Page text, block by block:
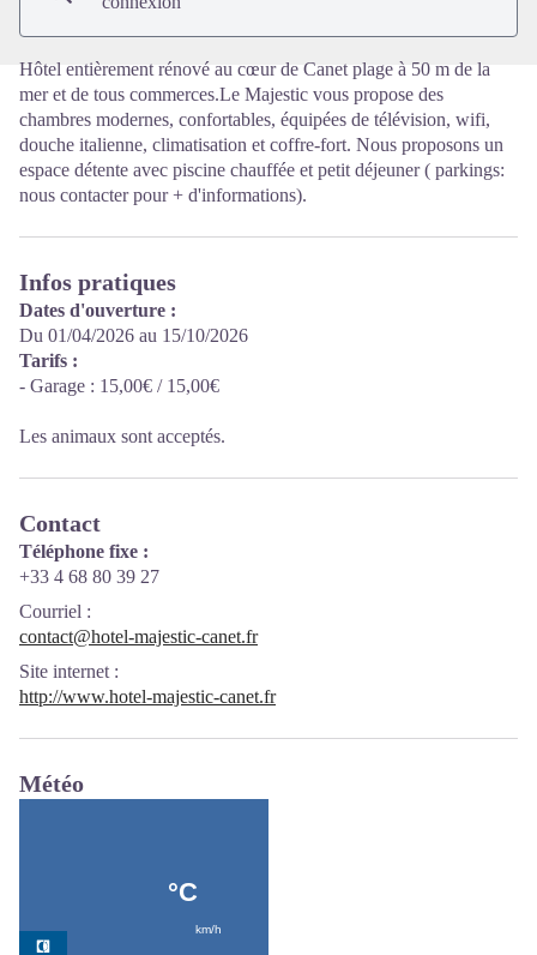
Hôtel entièrement rénové au cœur de Canet plage à 50 m de la
mer et de tous commerces.Le Majestic vous propose des
chambres modernes, confortables, équipées de télévision, wifi,
douche italienne, climatisation et coffre-fort. Nous proposons un
espace détente avec piscine chauffée et petit déjeuner ( parkings:
nous contacter pour + d'informations).
Infos pratiques
Dates d'ouverture :
Du 01/04/2026 au 15/10/2026
Tarifs :
- Garage : 15,00€ / 15,00€
Les animaux sont acceptés.
Contact
Téléphone fixe :
+33 4 68 80 39 27
Courriel :
contact@hotel-majestic-canet.fr
Site internet :
http://www.hotel-majestic-canet.fr
Météo